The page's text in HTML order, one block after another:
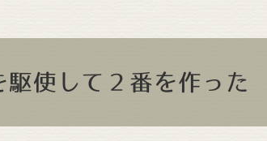
駆使して２番を作った